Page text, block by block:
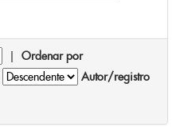
| Ordenar por
Autor/registro